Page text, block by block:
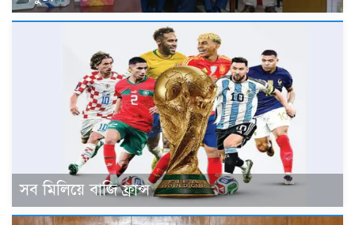
সব মিলিয়ে বাজি ফ্রান্স